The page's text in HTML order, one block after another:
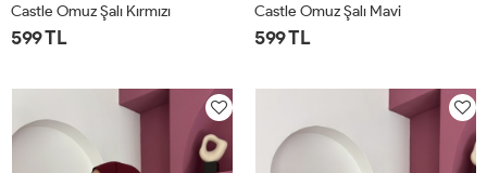
Castle Omuz Şalı Kırmızı
599 TL
Castle Omuz Şalı Mavi
599 TL